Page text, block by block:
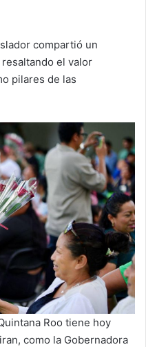
compartió un
el valor
pilares de las
Roo tiene hoy
como la Gobernadora